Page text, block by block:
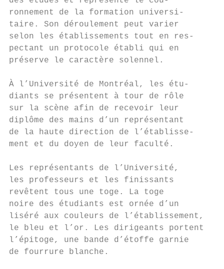
ronnement de la formation universi-
taire. Son déroulement peut varier
selon les établissements tout en res-
pectant un protocole établi qui en
préserve le caractère solennel.
À l’Université de Montréal, les étu-
diants se présentent à tour de rôle
sur la scène afin de recevoir leur
diplôme des mains d’un représentant
de la haute direction de l’établisse-
ment et du doyen de leur faculté.
Les représentants de l’Université,
les professeurs et les finissants
revêtent tous une toge. La toge
noire des étudiants est ornée d’un
liséré aux couleurs de l’établissement,
le bleu et l’or. Les dirigeants portent
l’épitoge, une bande d’étoffe garnie
de fourrure blanche.